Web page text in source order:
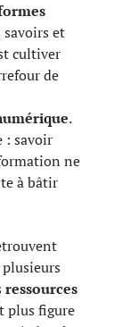
savoirs et
cultiver
de
.
: savoir
ne
à bâtir
ressources
plus figure